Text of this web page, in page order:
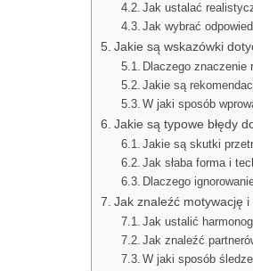
Jak ustalać
Jak wybrać
Jakie są wskazówki
Dlaczego znaczenie
Jakie są
W jaki sposób
Jakie są typowe błędy
Jakie są skutki
Jak słaba forma i
Dlaczego
Jak znaleźć motywację
Jak ustalić
Jak znaleźć
W jaki sposób